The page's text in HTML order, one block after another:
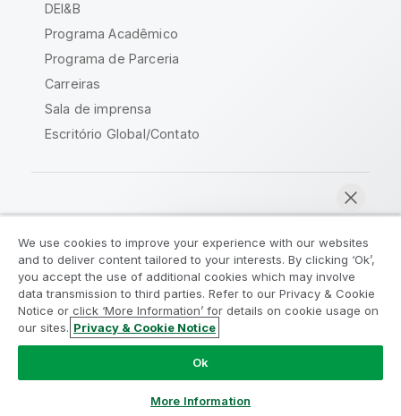
Bater papo agora
DEI&B
Programa Acadêmico
Programa de Parceria
Carreiras
Sala de imprensa
Escritório Global/Contato
Acordos legais
Termos do produto
Legal Policies
Políticas Legais
Termos de uso
Marcas comerciais
Do Not Share My Info
Copyright © 1993-2026 QlikTech International AB. Todos os
We use cookies to improve your experience with our websites
and to deliver content tailored to your interests. By clicking ‘Ok’,
you accept the use of additional cookies which may involve
data transmission to third parties. Refer to our Privacy & Cookie
Notice or click ‘More Information’ for details on cookie usage on
our sites. Privacy & Cookie Notice
Ok
More Information